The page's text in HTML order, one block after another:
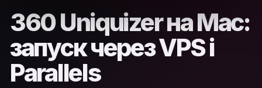
360 Uniquizer на Mac:
запуск через VPS і
Parallels